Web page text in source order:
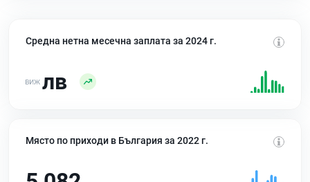
Средна нетна месечна заплата за 2024 г.
лв
Място по приходи в България за 2022 г.